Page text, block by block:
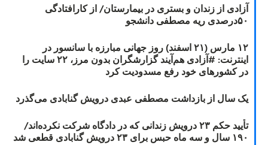
آزادی از زندان و بستری در بیمارستان/ از کارافتادگی
۵۰درصدی ریه مصطفی دانشجو
۱۲ مارس (۲۱ اسفند) روز جهانی مبارزه با سانسور در
اینترنت: #آزادی هم‌آیند گزارشگران‌ بدون مرز، ۲۲ سایت را
در کشورهای خود رفع مسدودیت کرد
یک سال از بازداشت مصطفی عبدی درویش گنابادی می‌گذرد
تأیید حکم ۲۳ درویش زندانی که در دادگاه شرکت نکرده‌اند/
۱۹۰ سال و سه ماه حبس برای ۲۳ درویش گنابادی قطعی شد